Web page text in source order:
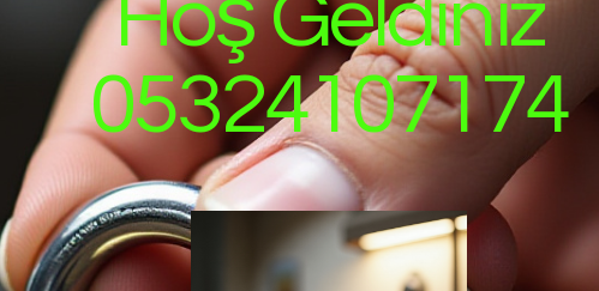
Hoş Geldiniz
05324107174